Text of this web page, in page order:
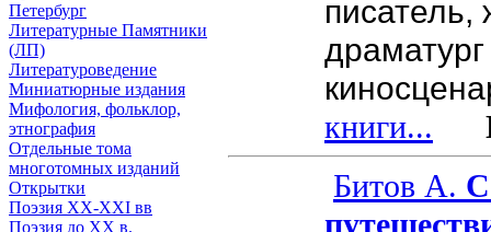
Петербург
Литературные Памятники
(ЛП)
Литературоведение
Миниатюрные издания
Мифология, фольклор,
этнография
Отдельные тома
многотомных изданий
Открытки
Поэзия XX-XXI вв
Поэзия до XX в.
писатель,
книги...
Битов А.